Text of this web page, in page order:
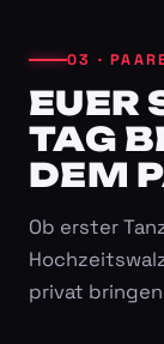
03 ·
EUER
TAG
DEM
Ob erster
privat